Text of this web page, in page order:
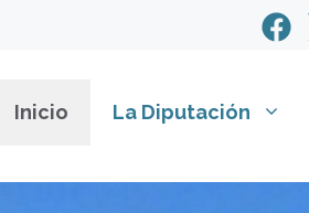
Inicio La Diputación